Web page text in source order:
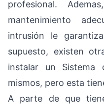
profesional.
mantenimiento
intrusión le
supuesto, existen
instalar un Sistema
mismos, pero esta
A parte de que